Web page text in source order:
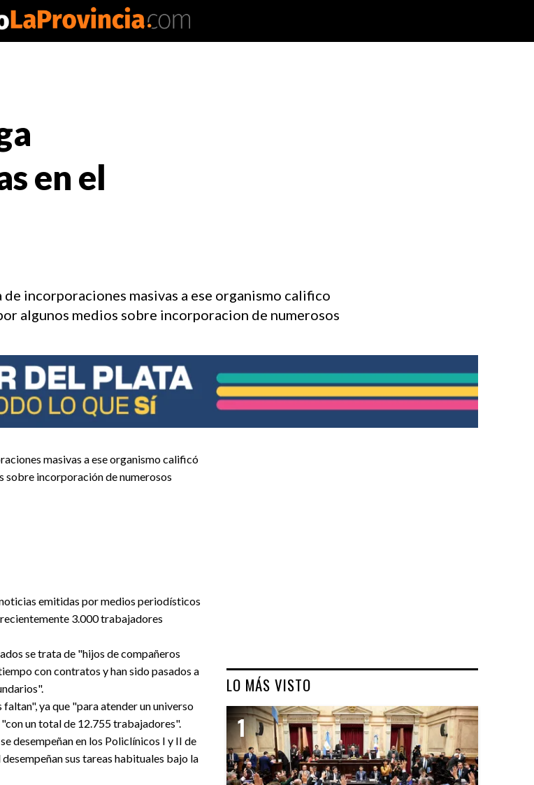
en el
incorporaciones masivas a ese organismo califico
algunos medios sobre incorporacion de numerosos
masivas a ese organismo calificó
sobre incorporación de numerosos
emitidas por medios periodísticos
3.000 trabajadores
se trata de "hijos de compañeros
con contratos y han sido pasados a
ya que "para atender un universo
un total de 12.755 trabajadores".
desempeñan en los Policlínicos I y II de
sus tareas habituales bajo la
LO MÁS VISTO